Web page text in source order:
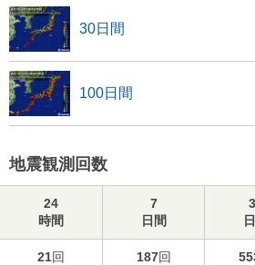
30日間
100日間
地震観測回数
24
時間
7
日間
21回 187回